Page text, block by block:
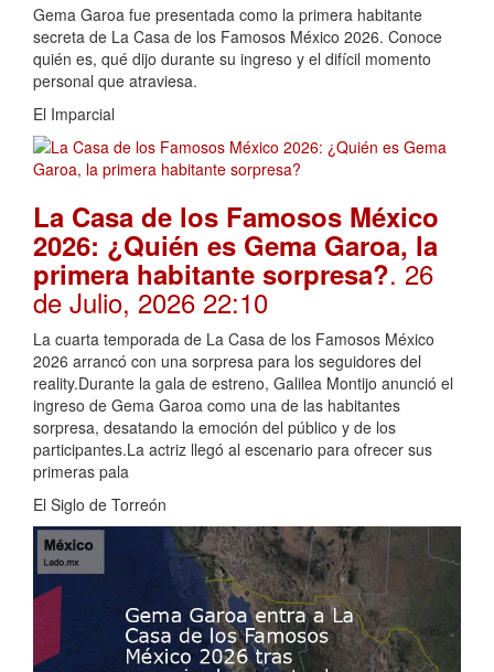
Gema Garoa fue presentada como la primera habitante
secreta de La Casa de los Famosos México 2026. Conoce
quién es, qué dijo durante su ingreso y el difícil momento
personal que atraviesa.
El Imparcial
La Casa de los Famosos México
2026: ¿Quién es Gema Garoa, la
primera habitante sorpresa?. 26
de Julio, 2026 22:10
La cuarta temporada de La Casa de los Famosos México
2026 arrancó con una sorpresa para los seguidores del
reality.Durante la gala de estreno, Galilea Montijo anunció el
ingreso de Gema Garoa como una de las habitantes
sorpresa, desatando la emoción del público y de los
participantes.La actriz llegó al escenario para ofrecer sus
primeras pala
El Siglo de Torreón